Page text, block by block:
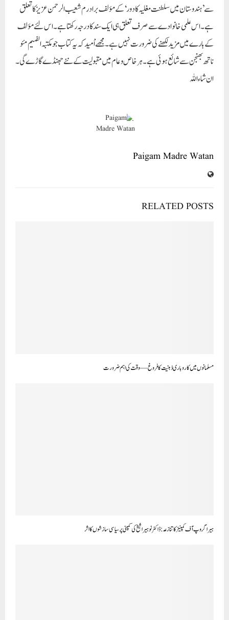
سے ’ہندوستان میں سلطنت مغلیہ کا دور ‘ کے مؤلف برادرم شعیب الرحمن عزیز کا تعلق
ہے ۔اس علمی خانوادے سے صرف تعلق ہی ایک سند کا درجہ رکھتا ہے۔ اس لئے مؤلف
کے بارے میں مزید لکھنے کی ضرورت نہیں ہے۔ مجھے اْمیدکہ یہ کتاب جو مکتبہ الفہیم مئو
ناتھ بھنجن سے شائع ہوئی ہے۔ ہر خاص و عام میں مقبولیت کے نئے جھنڈے گاڑے گی۔
ان شاء اللہ
Paigam Madre Watan
RELATED POSTS
مسلمانوں میں کاروباری ذہنیت کا فروغ — وقت کی اہم ضرورت
ہیرا گروپ آف کمپنیز کا تنازعہ: ڈاکٹر نوہیرا شیخ کی کمپنی پر سیاسی سازشوں کا اثر